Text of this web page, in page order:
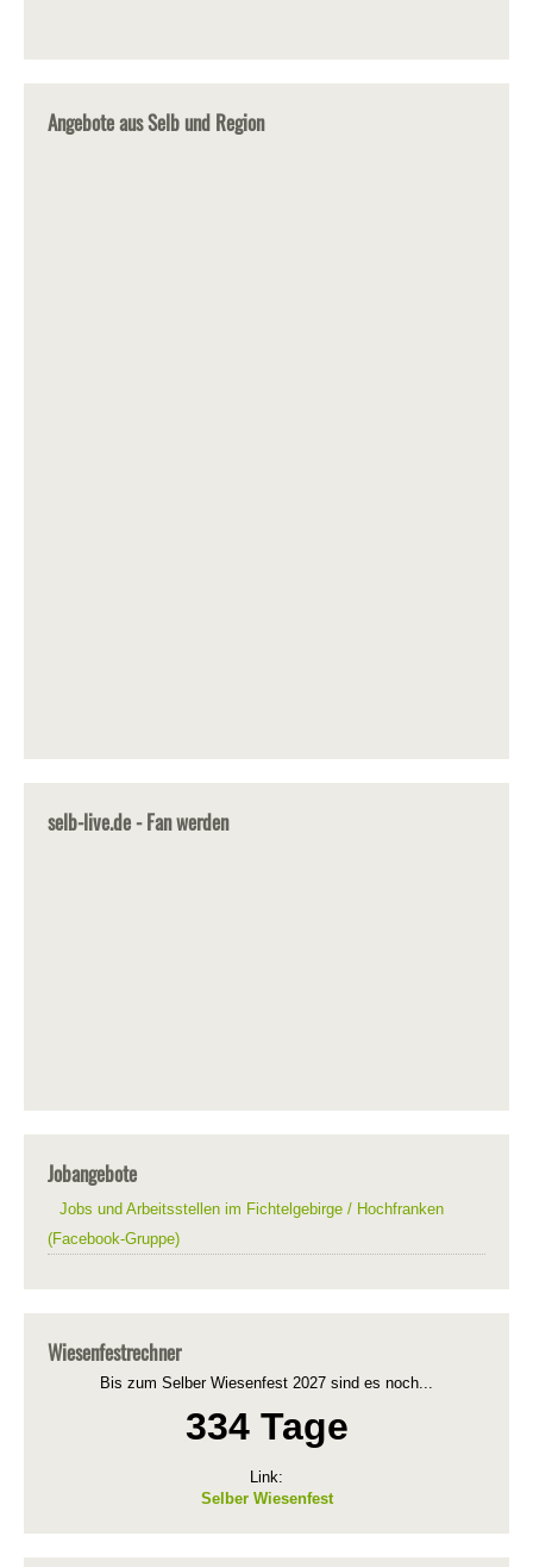
Angebote aus Selb und Region
selb-live.de - Fan werden
Jobangebote
Jobs und Arbeitsstellen im Fichtelgebirge / Hochfranken
(Facebook-Gruppe)
Wiesenfestrechner
Bis zum Selber Wiesenfest 2027 sind es noch...
334 Tage
Link:
Selber Wiesenfest